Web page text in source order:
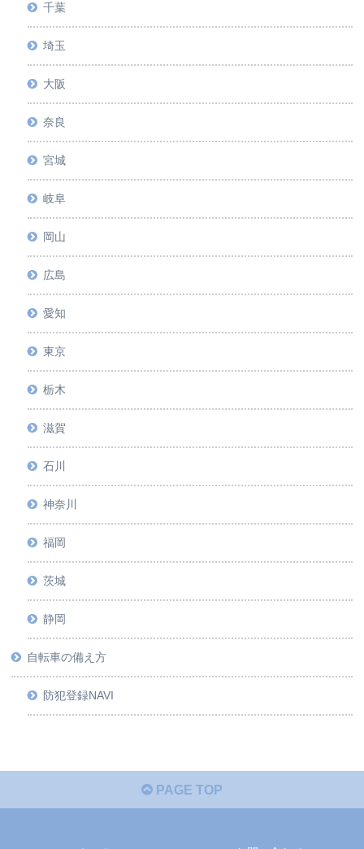
千葉
埼玉
大阪
奈良
宮城
岐阜
岡山
広島
愛知
東京
栃木
滋賀
石川
神奈川
福岡
茨城
静岡
自転車の備え方
防犯登録NAVI
PAGE TOP